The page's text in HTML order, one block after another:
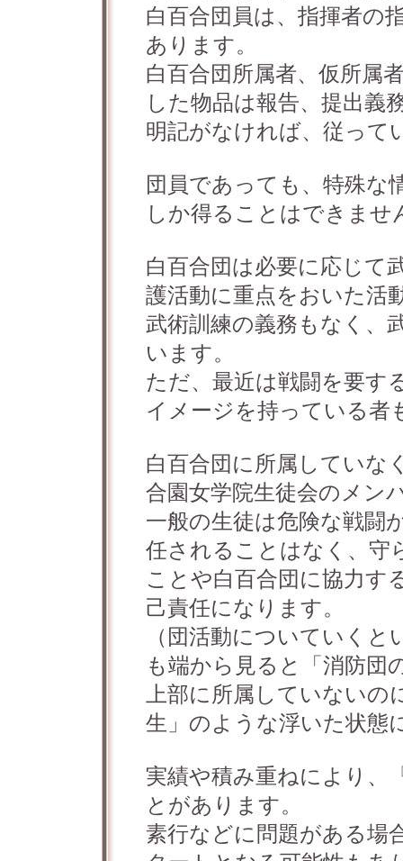
白百合団員は、指揮者の
あります。
白百合団所属者、仮所属
した物品は報告、提出義
明記がなければ、従って
団員であっても、特殊な
しか得ることはできませ
白百合団は必要に応じて
護活動に重点をおいた活
武術訓練の義務もなく、
います。
ただ、最近は戦闘を要す
イメージを持っている者
白百合団に所属していな
合園女学院生徒会のメン
一般の生徒は危険な戦闘
任されることはなく、守
ことや白百合団に協力す
己責任になります。
（団活動についていく
も端から見ると「消防団
上部に所属していない
生」のような浮いた状態
実績や積み重ねにより、
とがあります。
素行などに問題がある場